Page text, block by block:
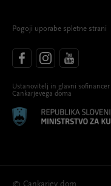
Pogoji uporabe spletne strani
Ustanovitelj in glavni
Cankarjevega doma